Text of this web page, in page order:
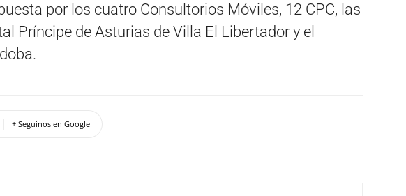
por los cuatro Consultorios Móviles, 12 CPC, las
Príncipe de Asturias de Villa El Libertador y el
+ Seguinos en Google